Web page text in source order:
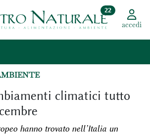
22
accedi
climatici tutto
hanno trovato nell’Italia un